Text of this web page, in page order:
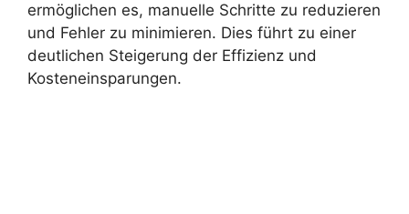
ermöglichen es, manuelle Schritte zu reduzieren
und Fehler zu minimieren. Dies führt zu einer
deutlichen Steigerung der Effizienz und
Kosteneinsparungen.